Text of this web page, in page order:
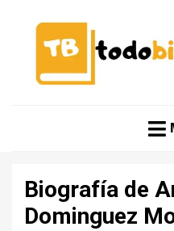
TODO
Biografía de
Dominguez